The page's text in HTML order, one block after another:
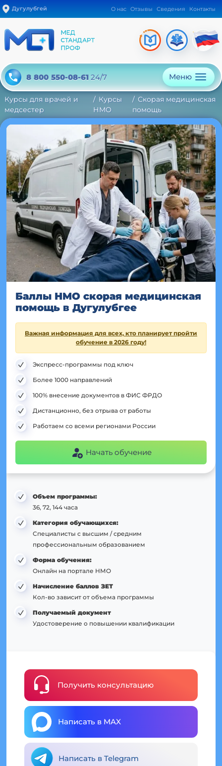
Дугулубгей О нас Отзывы Сведения Контакты
8 800 550-08-61 24/7 Меню
Курсы для врачей и
медсестер
Курсы
НМО
Скорая медицинская
помощь
Баллы НМО скорая медицинская
помощь в Дугулубгее
Важная информация для всех, кто планирует пройти
обучение в 2026 году!
Экспресс-программы под ключ
Более 1000 направлений
100% внесение документов в ФИС ФРДО
Дистанционно, без отрыва от работы
Работаем со всеми регионами России
Начать обучение
Объем программы:
36, 72, 144 часа
Категория обучающихся:
Специалисты с высшим / средним
профессиональным образованием
Форма обучения:
Онлайн на портале НМО
Начисление баллов ЗЕТ
Кол-во зависит от объема программы
Получаемый документ
Удостоверение о повышении квалификации
Получить консультацию
Написать в MAX
Написать в Telegram